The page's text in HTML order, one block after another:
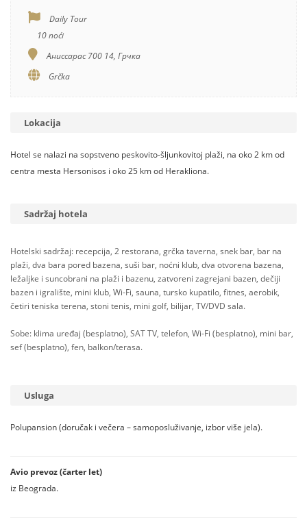
Daily Tour
10 noći
Аниссарас 700 14, Грчка
Grčka
Lokacija
Hotel se nalazi na sopstveno peskovito-šljunkovitoj plaži, na oko 2 km od
centra mesta Hersonisos i oko 25 km od Herakliona.
Sadržaj hotela
Hotelski sadržaj: recepcija, 2 restorana, grčka taverna, snek bar, bar na
plaži, dva bara pored bazena, suši bar, noćni klub, dva otvorena bazena,
ležaljke i suncobrani na plaži i bazenu, zatvoreni zagrejani bazen, dečiji
bazen i igralište, mini klub, Wi-Fi, sauna, tursko kupatilo, fitnes, aerobik,
četiri teniska terena, stoni tenis, mini golf, bilijar, TV/DVD sala.
Sobe: klima uređaj (besplatno), SAT TV, telefon, Wi-Fi (besplatno), mini bar,
sef (besplatno), fen, balkon/terasa.
Usluga
Polupansion (doručak i večera – samoposluživanje, izbor više jela).
Avio prevoz (čarter let)
iz Beograda.